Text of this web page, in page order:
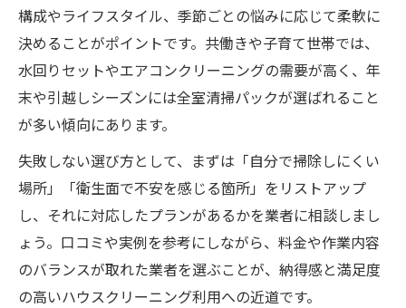
構成やライフスタイル、季節ごとの悩みに応じて柔軟に
決めることがポイントです。共働きや子育て世帯では、
水回りセットやエアコンクリーニングの需要が高く、年
末や引越しシーズンには全室清掃パックが選ばれること
が多い傾向にあります。
失敗しない選び方として、まずは「自分で掃除しにくい
場所」「衛生面で不安を感じる箇所」をリストアップ
し、それに対応したプランがあるかを業者に相談しまし
ょう。口コミや実例を参考にしながら、料金や作業内容
のバランスが取れた業者を選ぶことが、納得感と満足度
の高いハウスクリーニング利用への近道です。